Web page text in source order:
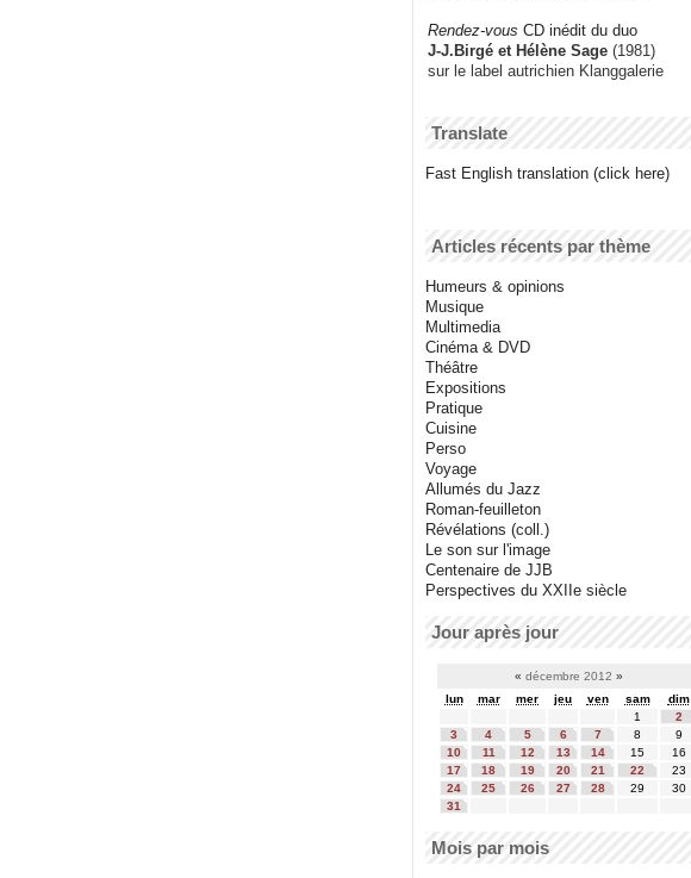
Rendez-vous CD inédit du duo
J-J.Birgé et Hélène Sage (1981)
sur le label autrichien Klanggalerie
Translate
Fast English translation (click here)
Articles récents par thème
Humeurs & opinions
Musique
Multimedia
Cinéma & DVD
Théâtre
Expositions
Pratique
Cuisine
Perso
Voyage
Allumés du Jazz
Roman-feuilleton
Révélations (coll.)
Le son sur l'image
Centenaire de JJB
Perspectives du XXIIe siècle
Jour après jour
« décembre 2012 »
lun
mar mer jeu ven sam
dim
1
2
3
4 5 6 7 8
9
10
11 12 13 14 15
16
17
18 19 20 21 22
23
24
25 26 27 28 29
30
31
Mois par mois